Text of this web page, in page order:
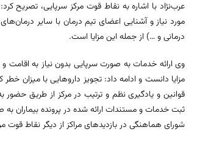
عرب‌نژاد با اشاره به نقاط قوت مرکز سرپایی، تصریح
مورد نیاز و آشنایی اعضای تیم درمان با سایر
درمانی و …) از جمله این مزایا است.
وی ارائه خدمات به صورت سرپایی بدون نیاز به اقامت
مزایا دانست و ادامه داد: تجویز داروهایی با میزان
قوانین و یادگیری نظم و ترتیب در مرکز از طریق
ثبت خدمات و مستندات ارائه شده در پرونده
شورای هماهنگی در بازدیدهای مراکز از دیگر نقاط قوت